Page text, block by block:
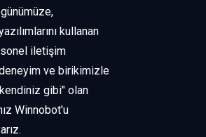
kullanan
iletişim
ve birikimizle
gibi" olan
Winnobot'u